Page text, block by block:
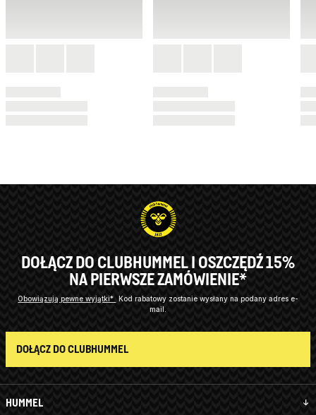
HUMMEL
DOŁĄCZ DO CLUBHUMMEL I OSZCZĘDŹ 15%
NA PIERWSZE ZAMÓWIENIE*
Obowiązują pewne wyjątki* Kod rabatowy zostanie wysłany na podany adres e-
mail.
DOŁĄCZ DO CLUBHUMMEL